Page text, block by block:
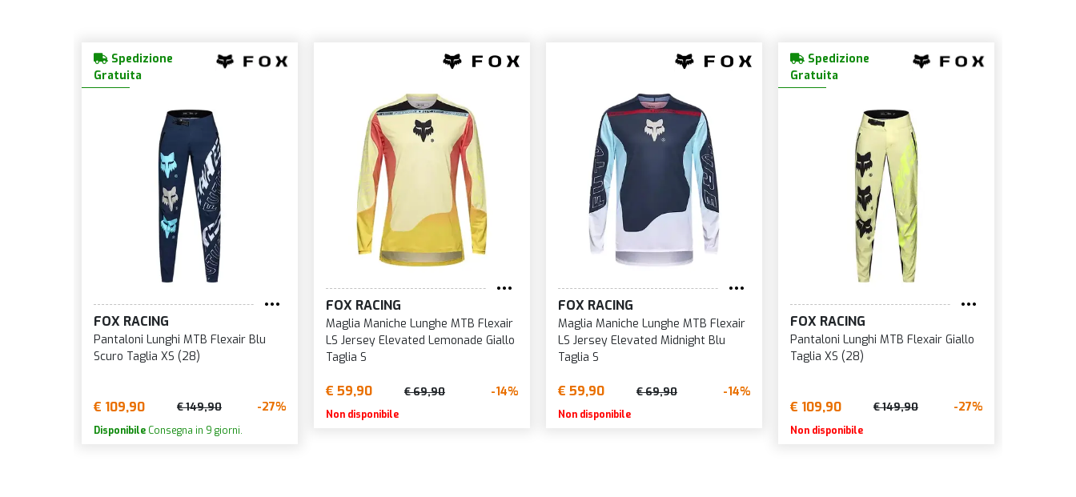
Spedizione
Gratuita
FOX RACING
Pantaloni Lunghi MTB Flexair Blu
Scuro Taglia XS (28)
€ 109,90 € 149,90 -27%
Disponibile Consegna in 9 giorni.
FOX RACING
Maglia Maniche Lunghe MTB Flexair
LS Jersey Elevated Lemonade Giallo
Taglia S
€ 59,90 € 69,90 -14%
Non disponibile
FOX RACING
Maglia Maniche Lunghe MTB Flexair
LS Jersey Elevated Midnight Blu
Taglia S
€ 59,90 € 69,90 -14%
Non disponibile
Spedizione
Gratuita
FOX RACING
Pantaloni Lunghi MTB Flexair Giallo
Taglia XS (28)
€ 109,90 € 149,90 -27%
Non disponibile